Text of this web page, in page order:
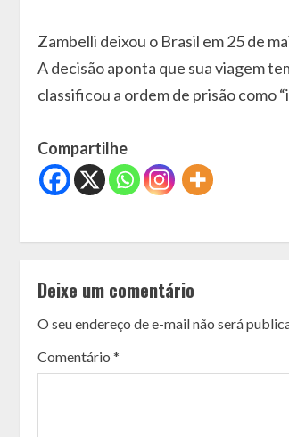
Zambelli deixou o Brasil em 25 de
A decisão aponta que sua viagem
classificou a ordem de prisão como
Compartilhe
C
n
t
i
Deixe um comentário
O seu endereço de e-mail não será
Comentário *